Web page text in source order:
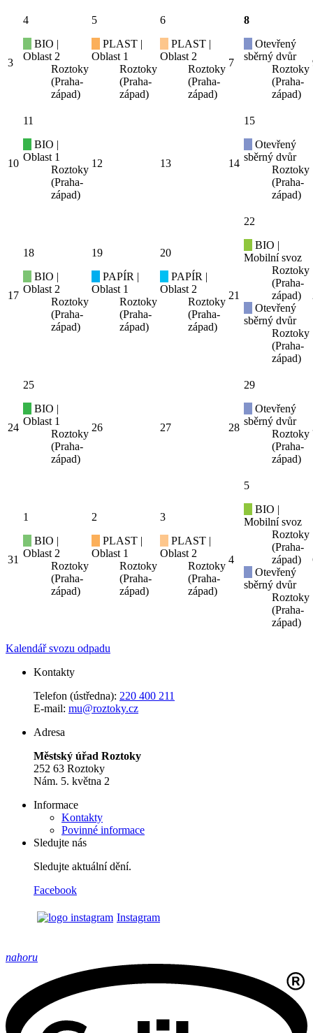
3
4
BIO |
Oblast 2
Roztoky
(Praha-
západ)
5
PLAST |
Oblast 1
Roztoky
(Praha-
západ)
6
PLAST |
Oblast 2
Roztoky
(Praha-
západ)
7
8
Otevřený
sběrný dvůr
Roztoky
(Praha-
západ)
10
11
BIO |
Oblast 1
Roztoky
(Praha-
západ)
12 13 14
15
Otevřený
sběrný dvůr
Roztoky
(Praha-
západ)
17
18
BIO |
Oblast 2
Roztoky
(Praha-
západ)
19
PAPÍR |
Oblast 1
Roztoky
(Praha-
západ)
20
PAPÍR |
Oblast 2
Roztoky
(Praha-
západ)
21
22
BIO |
Mobilní svoz
Roztoky
(Praha-
západ)
Otevřený
sběrný dvůr
Roztoky
(Praha-
západ)
24
25
BIO |
Oblast 1
Roztoky
(Praha-
západ)
26 27 28
29
Otevřený
sběrný dvůr
Roztoky
(Praha-
západ)
31
1
BIO |
Oblast 2
Roztoky
(Praha-
západ)
2
PLAST |
Oblast 1
Roztoky
(Praha-
západ)
3
PLAST |
Oblast 2
Roztoky
(Praha-
západ)
4
5
BIO |
Mobilní svoz
Roztoky
(Praha-
západ)
Otevřený
sběrný dvůr
Roztoky
(Praha-
západ)
Kalendář svozu odpadu
Kontakty
Telefon (ústředna): 220 400 211
E-mail: mu@roztoky.cz
Adresa
Městský úřad Roztoky
252 63 Roztoky
Nám. 5. května 2
Informace
Kontakty
Povinné informace
Sledujte nás
Sledujte aktuální dění.
Facebook
Instagram
nahoru